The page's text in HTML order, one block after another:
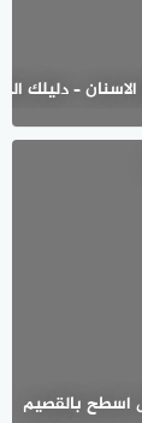
– دليلك
اسطح بالقصيم